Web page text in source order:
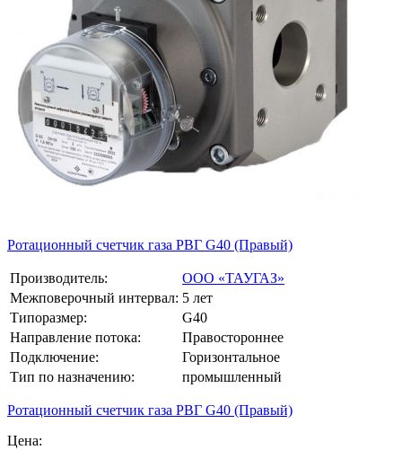
Ротационный счетчик газа РВГ G40 (Правый)
Производитель:
ООО «ТАУГАЗ»
Межповерочный интервал: 5 лет
Типоразмер:
G40
Направление потока:
Правостороннее
Подключение:
Горизонтальное
Тип по назначению:
промышленный
Ротационный счетчик газа РВГ G40 (Правый)
Цена: